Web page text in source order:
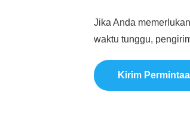
Jika Anda
waktu tunggu,
Kirim